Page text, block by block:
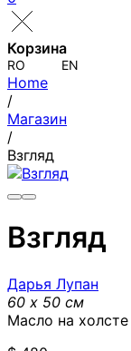
Корзина
RO EN
Home
/
Магазин
/
Взгляд
Взгляд
Дарья Лупан
60 x 50 см
Масло на холсте